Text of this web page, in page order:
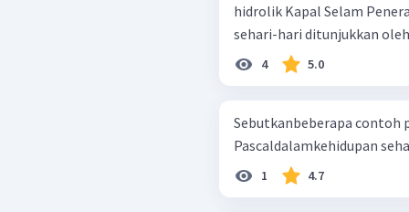
hidrolik Kapal Selam Penerapan hukum Pascal dalam kehidupan
sehari-hari ditunjukkan
4 5.0
Sebutkanbeberapa contoh
Pascaldalamkehidupan
1 4.7